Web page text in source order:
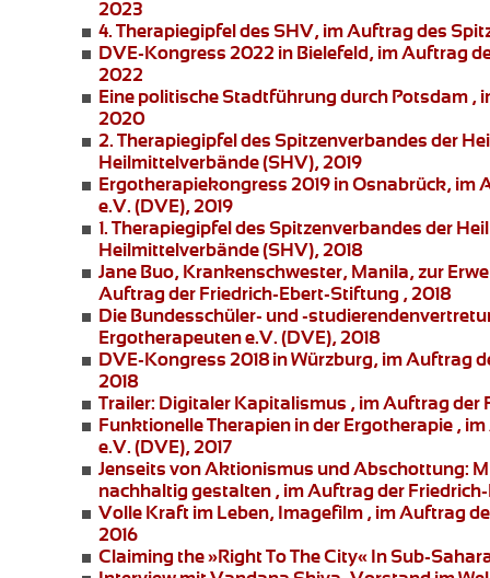
2023
4. Therapiegipfeldes SHV, im Auftrag des
DVE-Kongress 2022 in Bielefeld, im Auftrag
2022
Eine politische Stadtführung durch Potsdam ,
2020
2. Therapiegipfel des Spitzenverbandes der
Heilmittelverbände (SHV), 2019
Ergotherapiekongress 2019 in Osnabrück, im
e.V. (DVE), 2019
1. Therapiegipfel des Spitzenverbandes der
Heilmittelverbände (SHV), 2018
Jane Buo, Krankenschwester, Manila, zur
Auftrag der Friedrich-Ebert-Stiftung , 2018
Die Bundesschüler- und -
Ergotherapeuten e.V. (DVE), 2018
DVE-Kongress 2018 in Würzburg, im Auftrag
2018
Trailer: Digitaler Kapitalismus , im Auftrag der
Funktionelle Therapien in der Ergotherapie ,
e.V. (DVE), 2017
Jenseits von Aktionismus und Abschottung:
nachhaltig gestalten , im Auftrag der
Volle Kraft im Leben, Imagefilm , im Auftrag
2016
Claiming the »Right To The City« In Sub-